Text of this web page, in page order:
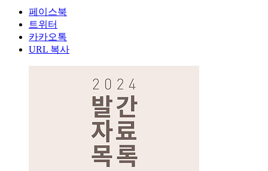
페이스북
트위터
카카오톡
URL 복사